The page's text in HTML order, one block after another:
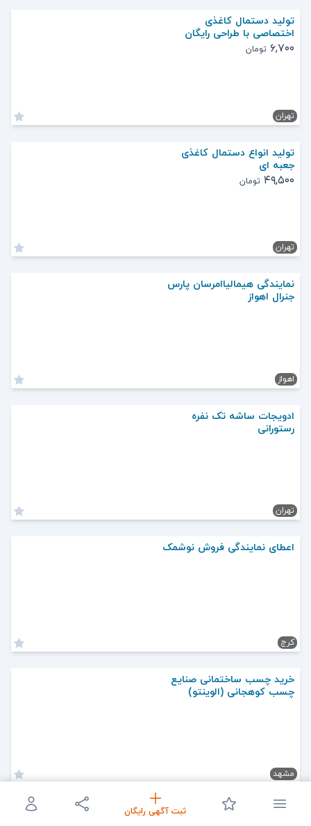
تولید دستمال کاغذی
اختصاصی با طراحی رایگان
۶,۷۰۰ تومان
تهران
تولید انواع دستمال کاغذی
جعبه ای
۴۹,۵۰۰ تومان
تهران
نمایندگی هیمالیاامرسان پارس
جنرال اهواز
اهواز
ادویجات ساشه تک نفره
رستورانی
تهران
اعطای نمایندگی فروش نوشمک
کرج
خرید چسب ساختمانی صنایع
چسب کوهجانی (الوینتو)
مشهد
فروش انواع کارتخوان و
ثبت آگهی رایگان